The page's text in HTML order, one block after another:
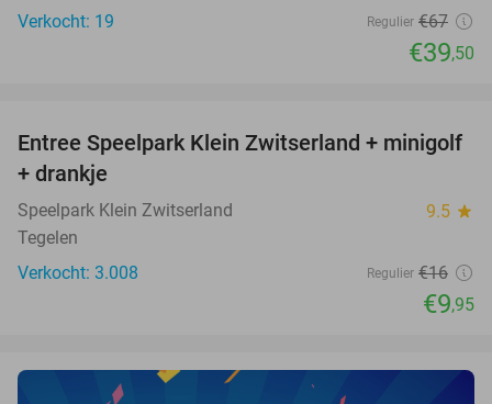
Verkocht: 19
Regulier €67
€39,50
38%
Entree Speelpark Klein Zwitserland + minigolf
+ drankje
Speelpark Klein Zwitserland 9.5 star
Tegelen
Verkocht: 3.008
Regulier €16
€9,95